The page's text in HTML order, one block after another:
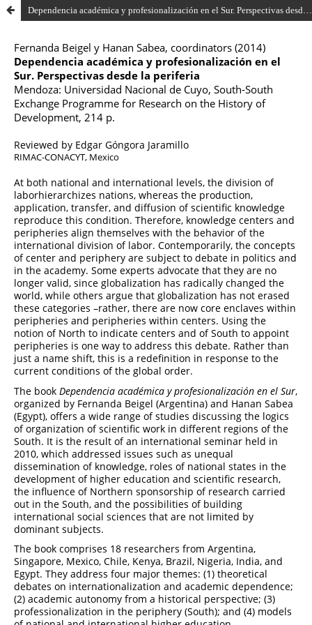
Dependencia académica y profesionalización en el Sur. Perspectivas desde la periferia de Fernanda Beigel y Hanan Sabea (2014)